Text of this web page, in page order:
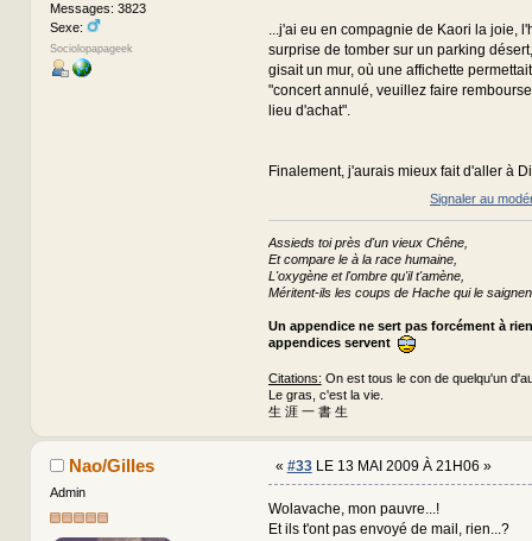
Messages: 3823
Sexe:
Sociolopapageek
...j'ai eu en compagnie de Kaori la joie,
surprise de tomber sur un parking
gisait un mur, où une affichette
"concert annulé, veuillez faire
lieu d'achat".
Finalement, j'aurais mieux fait d'aller à
Signaler au
Assieds toi près d'un vieux Chêne,
Et compare le à la race humaine,
L'oxygène et l'ombre qu'il t'amène,
Méritent-ils les coups de Hache qui le
Un appendice ne sert pas forcément à
appendices servent
Citations: On est tous le con de quelqu'un
Le gras, c'est la vie.
生 涯 一 書 生
Nao/Gilles
Admin
« #33LE 13 MAI 2009 À 21H06 »
Wolavache, mon pauvre...!
Et ils t'ont pas envoyé de mail, rien...?